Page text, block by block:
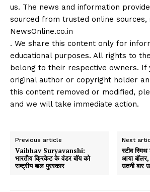
us. The news and information
sourced from trusted online sources,
NewsOnline.co.in
. We share this content only for
educational purposes. All rights to
belong to their respective owners. If
original author or copyright holder
this content removed or modified,
and we will take immediate action.
Previous article
Vaibhav Suryavanshi:
भारतीय क्रिकेट के वंडर बॉय को
राष्ट्रीय बाल पुरस्कार
Next
स्टीव
आया बॉलर,
उतनी बार